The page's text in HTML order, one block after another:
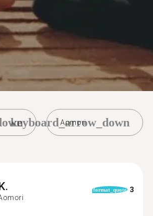
Aomori
keyboard_arrow_down
format_quote 3